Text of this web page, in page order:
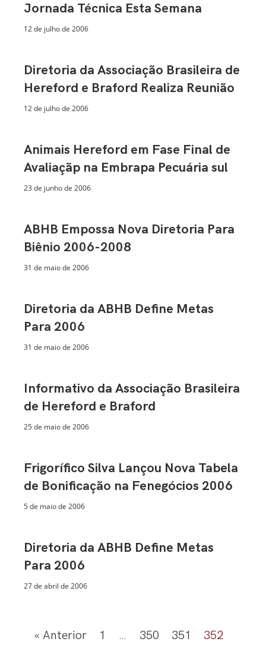
Jornada Técnica Esta Semana
12 de julho de 2006
Diretoria da Associação Brasileira de
Hereford e Braford Realiza Reunião
12 de julho de 2006
Animais Hereford em Fase Final de
Avaliaçãp na Embrapa Pecuária sul
23 de junho de 2006
ABHB Empossa Nova Diretoria Para
Biênio 2006-2008
31 de maio de 2006
Diretoria da ABHB Define Metas
Para 2006
31 de maio de 2006
Informativo da Associação Brasileira
de Hereford e Braford
25 de maio de 2006
Frigorífico Silva Lançou Nova Tabela
de Bonificação na Fenegócios 2006
5 de maio de 2006
Diretoria da ABHB Define Metas
Para 2006
27 de abril de 2006
« Anterior 1 … 350 351
352